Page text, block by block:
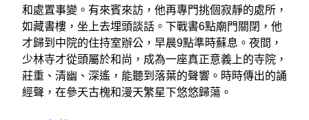
和處置事變。有來賓來訪，他再專門挑個寂靜的處所，
如藏書樓，坐上去埋頭談話。下戰書6點廟門關閉，他
才歸到中院的住持室辦公，早晨9點準時蘇息。夜間，
少林寺才從頭屬於和尚，成為一座真正意義上的寺院，
莊重、清幽、深遙，能聽到落葉的聲響。時時傳出的誦
經聲，在參天古槐和漫天繁星下悠悠歸蕩。